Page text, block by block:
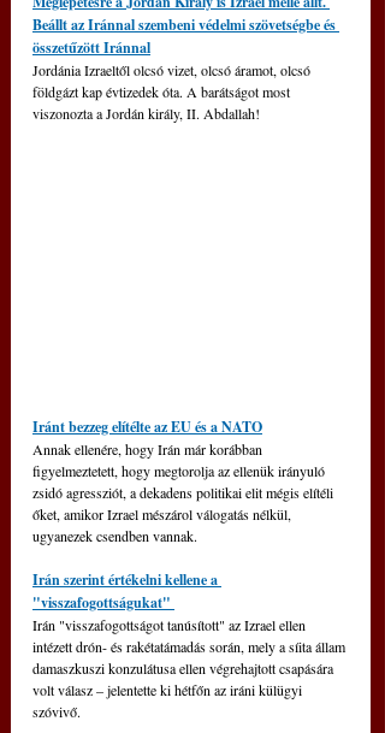
Beállt az Iránnal szembeni védelmi szövetségbe és
összetűzött Iránnal
Jordánia Izraeltől olcsó vizet, olcsó áramot, olcsó
földgázt kap évtizedek óta. A barátságot most
viszonozta a Jordán király, II. Abdallah!
Iránt bezzeg elítélte az EU és a NATO
Annak ellenére, hogy Irán már korábban
figyelmeztetett, hogy megtorolja az ellenük irányuló
zsidó agressziót, a dekadens politikai elit mégis elítéli
őket, amikor Izrael mészárol válogatás nélkül,
ugyanezek csendben vannak.
Irán szerint értékelni kellene a
"visszafogottságukat"
Irán "visszafogottságot tanúsított" az Izrael ellen
intézett drón- és rakétatámadás során, mely a síita állam
damaszkuszi konzulátusa ellen végrehajtott csapására
volt válasz – jelentette ki hétfőn az iráni külügyi
szóvivő.